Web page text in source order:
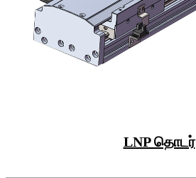
LNP தொடர்